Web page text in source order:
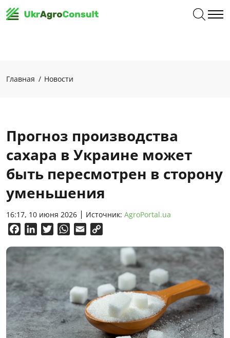
Главная Новости
Прогноз производства
сахара в Украине может
быть пересмотрен в сторону
уменьшения
16:17, 10 июня 2026 Источник: AgroPortal.ua
FacebookLinkedInTwitterWhatsApp
Email